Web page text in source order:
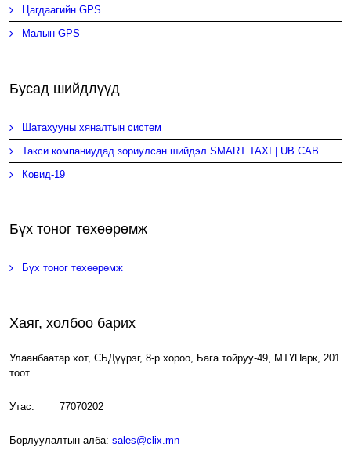
Цагдаагийн GPS
Малын GPS
Бусад шийдлүүд
Шатахууны хяналтын систем
Такси компаниудад зориулсан шийдэл SMART TAXI | UB CAB
Ковид-19
Бүх тоног төхөөрөмж
Бүх тоног төхөөрөмж
Хаяг, холбоо барих
Улаанбаатар хот, СБДүүрэг, 8-р хороо, Бага тойруу-49, МТҮПарк, 201
тоот
Утас: 77070202
Борлуулалтын алба: sales@clix.mn